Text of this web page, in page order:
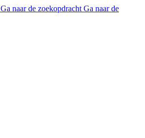
Ga naar de zoekopdracht Ga naar de